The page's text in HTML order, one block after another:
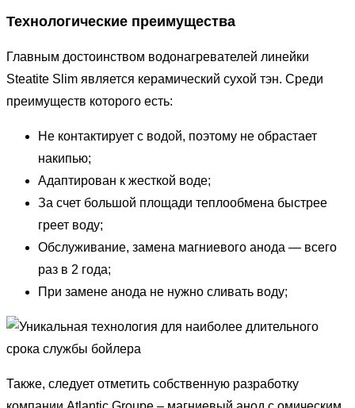
Технологические преимущества
Главным достоинством водонагревателей линейки
Steatite Slim является керамический сухой тэн. Среди
преимуществ которого есть:
Не контактирует с водой, поэтому не обрастает
накипью;
Адаптирован к жесткой воде;
За счет большой площади теплообмена быстрее
греет воду;
Обслуживание, замена магниевого анода — всего
раз в 2 года;
При замене анода не нужно сливать воду;
Также, следует отметить собственную разработку